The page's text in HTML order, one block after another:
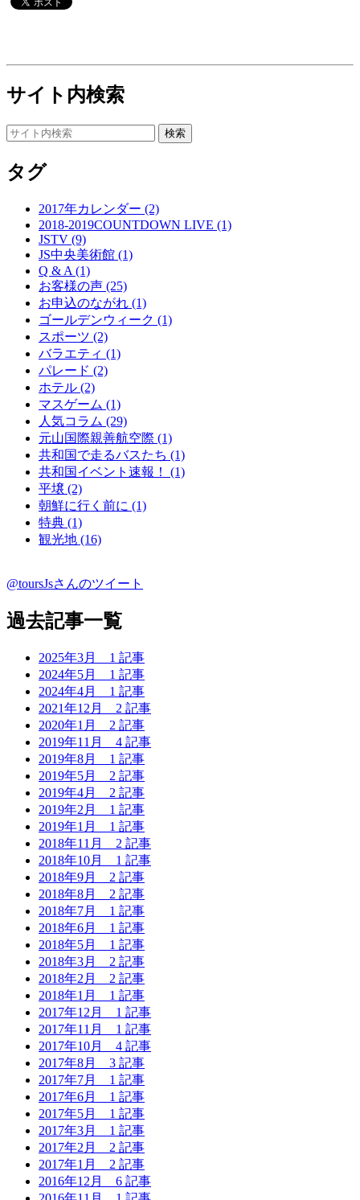
サイト内検索
タグ
2017年カレンダー (2)
2018-2019COUNTDOWN LIVE (1)
JSTV (9)
JS中央美術館 (1)
Q & A (1)
お客様の声 (25)
お申込のながれ (1)
ゴールデンウィーク (1)
スポーツ (2)
バラエティ (1)
パレード (2)
ホテル (2)
マスゲーム (1)
人気コラム (29)
元山国際親善航空際 (1)
共和国で走るバスたち (1)
共和国イベント速報！ (1)
平壌 (2)
朝鮮に行く前に (1)
特典 (1)
観光地 (16)
@toursJsさんのツイート
過去記事一覧
2025年3月 1 記事
2024年5月 1 記事
2024年4月 1 記事
2021年12月 2 記事
2020年1月 2 記事
2019年11月 4 記事
2019年8月 1 記事
2019年5月 2 記事
2019年4月 2 記事
2019年2月 1 記事
2019年1月 1 記事
2018年11月 2 記事
2018年10月 1 記事
2018年9月 2 記事
2018年8月 2 記事
2018年7月 1 記事
2018年6月 1 記事
2018年5月 1 記事
2018年3月 2 記事
2018年2月 2 記事
2018年1月 1 記事
2017年12月 1 記事
2017年11月 1 記事
2017年10月 4 記事
2017年8月 3 記事
2017年7月 1 記事
2017年6月 1 記事
2017年5月 1 記事
2017年3月 1 記事
2017年2月 2 記事
2017年1月 2 記事
2016年12月 6 記事